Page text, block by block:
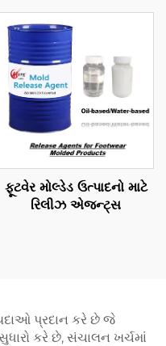
ફૂટવેર મોલ્ડેડ ઉત્પાદનો માટે
રિલીઝ એજન્ટ્સ
પ્રદાન કરે છે જે
કરે છે, સંચાલન ખર્ચમાં